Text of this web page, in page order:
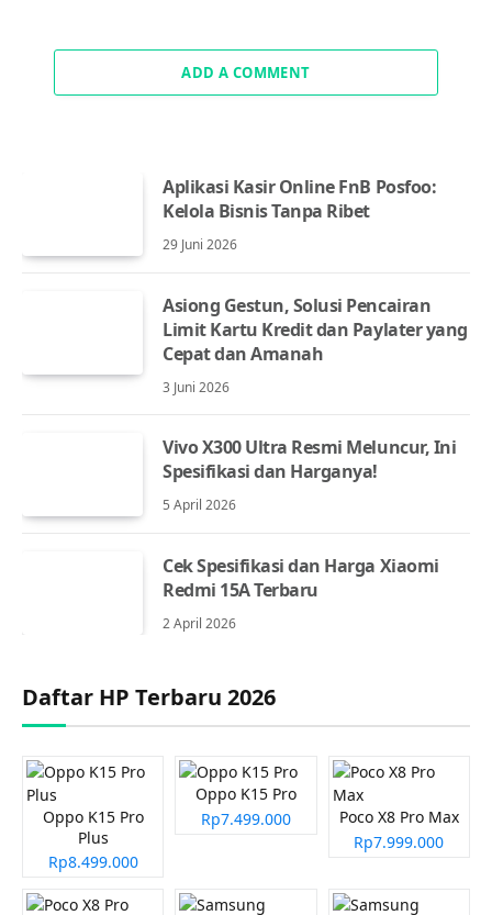
ADD A COMMENT
Aplikasi Kasir Online FnB Posfoo:
Kelola Bisnis Tanpa Ribet
29 Juni 2026
Asiong Gestun, Solusi Pencairan
Limit Kartu Kredit dan Paylater yang
Cepat dan Amanah
3 Juni 2026
Vivo X300 Ultra Resmi Meluncur, Ini
Spesifikasi dan Harganya!
5 April 2026
Cek Spesifikasi dan Harga Xiaomi
Redmi 15A Terbaru
2 April 2026
Daftar HP Terbaru 2026
Oppo K15 Pro
Plus
Rp8.499.000
Oppo K15 Pro
Rp7.499.000
Poco X8 Pro Max
Rp7.999.000